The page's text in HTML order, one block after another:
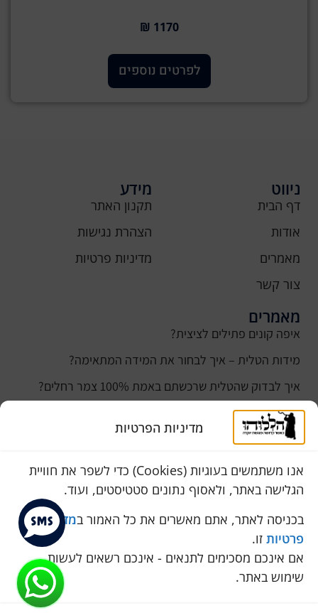
מדיניות הפרטיות
אנו משתמשים בעוגיות (Cookies) כדי לשפר את חוויית
הגלישה באתר, ולאסוף נתונים סטטיסטים, ועוד.
בכניסה לאתר, אתם מאשרים את כל האמור במדיניות
פרטיות זו.
אם אינכם מסכימים לתנאים - אינכם רשאים לעשות
שימוש באתר.
1170 ₪
לפרטים נוספים
ניווט
דף הבית
אודות
מאמרים
צור קשר
מידע
תקנון האתר
הצהרת נגישות
מדיניות פרטיות
מאמרים
איפה קונים פתילים לציצית?
מידות הטלית – איך לבחור את המידה המתאימה?
איך לבדוק שהטלית שרכשתם באמת 100% צמר רחלים?
למה נהוג לקנות טלית לחתן ביום חתונתו?
כמה עולה טלית לחתן
סוגי טליתות
שירות לקוחות
050-774-8845
הכחול 10 א.ת, כנות
pini.mixum@gmail.com